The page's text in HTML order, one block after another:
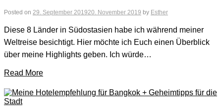
Posted on 29. September 201920. November 2019 by Esther
Diese 8 Länder in Südostasien habe ich während meiner
Weltreise besichtigt. Hier möchte ich Euch einen Überblick
über meine Highlights geben. Ich würde…
Read More